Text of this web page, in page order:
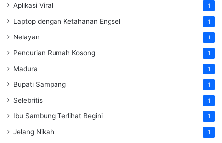
Aplikasi Viral 1
Laptop dengan Ketahanan Engsel 1
Nelayan 1
Pencurian Rumah Kosong 1
Madura 1
Bupati Sampang 1
Selebritis 1
Ibu Sambung Terlihat Begini 1
Jelang Nikah 1